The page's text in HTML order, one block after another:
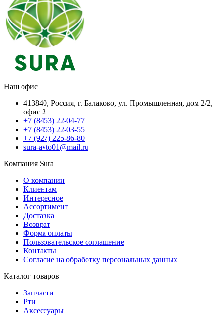
Наш офис
413840, Россия, г. Балаково, ул. Промышленная, дом 2/2,
офис 2
+7 (8453) 22-04-77
+7 (8453) 22-03-55
+7 (927) 225-86-80
sura-avto01@mail.ru
Компания Sura
О компании
Клиентам
Интересное
Ассортимент
Доставка
Возврат
Форма оплаты
Пользовательское соглашение
Контакты
Согласие на обработку персональных данных
Каталог товаров
Запчасти
Рти
Аксессуары